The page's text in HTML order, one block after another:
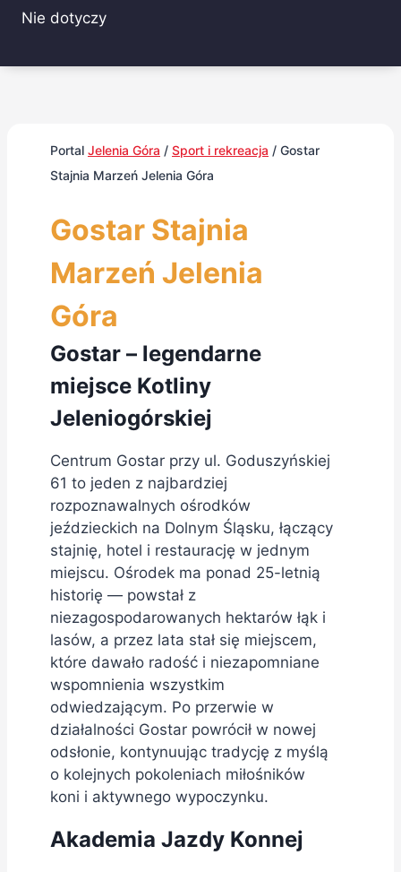
Nie dotyczy
Portal Jelenia Góra / Sport i rekreacja / Gostar
Stajnia Marzeń Jelenia Góra
Gostar Stajnia
Marzeń Jelenia
Góra
Gostar – legendarne
miejsce Kotliny
Jeleniogórskiej
Centrum Gostar przy ul. Goduszyńskiej
61 to jeden z najbardziej
rozpoznawalnych ośrodków
jeździeckich na Dolnym Śląsku, łączący
stajnię, hotel i restaurację w jednym
miejscu. Ośrodek ma ponad 25-letnią
historię — powstał z
niezagospodarowanych hektarów łąk i
lasów, a przez lata stał się miejscem,
które dawało radość i niezapomniane
wspomnienia wszystkim
odwiedzającym. Po przerwie w
działalności Gostar powrócił w nowej
odsłonie, kontynuując tradycję z myślą
o kolejnych pokoleniach miłośników
koni i aktywnego wypoczynku.
Akademia Jazdy Konnej